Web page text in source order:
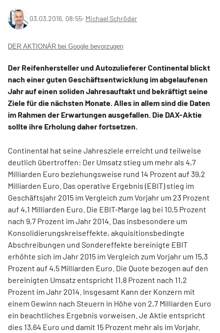
03.03.2016, 08:55‧ Michael Schröder
DER AKTIONÄR bei Google bevorzugen
Der Reifenhersteller und Autozulieferer Continental blickt
nach einer guten Geschäftsentwicklung im abgelaufenen
Jahr auf einen soliden Jahresauftakt und bekräftigt seine
Ziele für die nächsten Monate. Alles in allem sind die Daten
im Rahmen der Erwartungen ausgefallen. Die DAX-Aktie
sollte ihre Erholung daher fortsetzen.
Continental hat seine Jahresziele erreicht und teilweise
deutlich übertroffen: Der Umsatz stieg um mehr als 4,7
Milliarden Euro beziehungsweise rund 14 Prozent auf 39,2
Milliarden Euro. Das operative Ergebnis (EBIT) stieg im
Geschäftsjahr 2015 im Vergleich zum Vorjahr um 23 Prozent
auf 4,1 Milliarden Euro. Die EBIT-Marge lag bei 10,5 Prozent
nach 9,7 Prozent im Jahr 2014. Das insbesondere um
Konsolidierungskreiseffekte, akquisitionsbedingte
Abschreibungen und Sondereffekte bereinigte EBIT
erhöhte sich im Jahr 2015 im Vergleich zum Vorjahr um 15,3
Prozent auf 4,5 Milliarden Euro. Die Quote bezogen auf den
bereinigten Umsatz entspricht 11,8 Prozent nach 11,2
Prozent im Jahr 2014. Insgesamt Kann der Konzern mit
einem Gewinn nach Steuern in Höhe von 2,7 Milliarden Euro
ein beachtliches Ergebnis vorweisen. Je Aktie entspricht
dies 13,64 Euro und damit 15 Prozent mehr als im Vorjahr.